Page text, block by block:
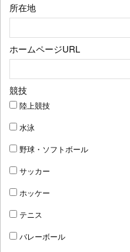
所在地
ホームページURL
競技
陸上競技
水泳
野球・ソフトボール
サッカー
ホッケー
テニス
バレーボール